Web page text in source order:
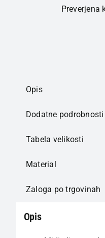
Preverjena
Opis
Dodatne podrobnosti
Tabela velikosti
Material
Zaloga po trgovinah
Opis